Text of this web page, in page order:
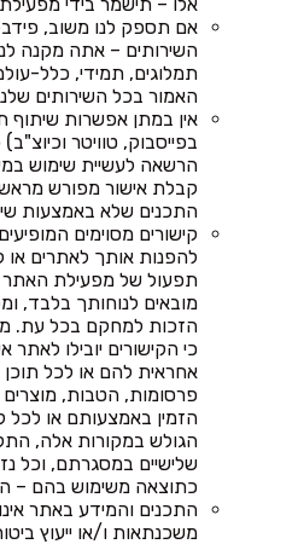
אם תספק לנו משוב,
השירותים – אתה מקנה
תמלוגים, תמידי, כלל-
האמור בכל השירותים
אין במתן אפשרות שיתוף
בפייסבוק, טוויטר
הרשאה לעשיית שימוש
קבלת אישור מפורש
התכנים שלא באמצעות
קישורים מסוימים
להפנות אותך לאתרים או
תפעול של מפעילת האתר
מובאים לנוחותך בלבד,
הזכות למחקם בכל עת.
כי הקישורים יובילו לאתר
אחראית להם או לכל
פרסומות, הטבות,
הזמין באמצעותם או לכל
הגולש במקורות אלה,
שלישיים במסגרתם, וכל
כתוצאה משימוש בהם –
התכנים והמידע באתר אינו
משכנתאות ו/או ייעוץ